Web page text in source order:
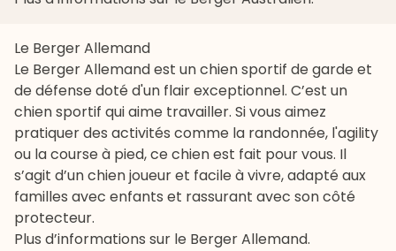
Le Berger Allemand
Le Berger Allemand est un chien sportif de garde et
de défense doté d'un flair exceptionnel. C’est un
chien sportif qui aime travailler. Si vous aimez
pratiquer des activités comme la randonnée, l'agility
ou la course à pied, ce chien est fait pour vous. Il
s’agit d’un chien joueur et facile à vivre, adapté aux
familles avec enfants et rassurant avec son côté
protecteur.
Plus d’informations sur le Berger Allemand.